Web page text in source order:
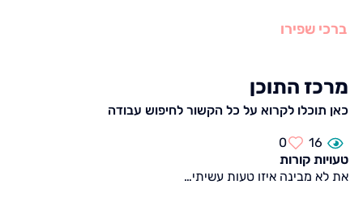
ברכי שפירו
מרכז התוכן
כאן תוכלו לקרוא על כל הקשור לחיפוש עבודה
16
0
טעויות קורות
את לא מבינה איזו טעות עשיתי…